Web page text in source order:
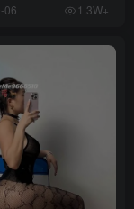
06 1.3W+